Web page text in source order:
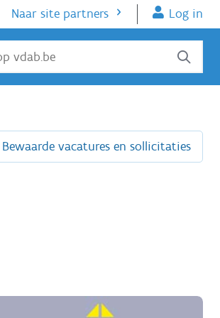
Naar site partners Log in
Bewaarde vacatures en sollicitaties